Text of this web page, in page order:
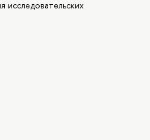
исследовательских